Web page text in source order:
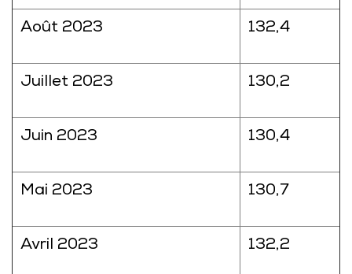
Août 2023 132,4
Juillet 2023 130,2
Juin 2023 130,4
Mai 2023 130,7
Avril 2023 132,2